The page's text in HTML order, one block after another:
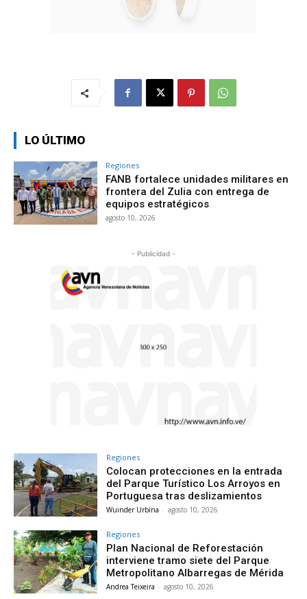
LO ÚLTIMO
Regiones
FANB fortalece unidades militares en
frontera del Zulia con entrega de
equipos estratégicos
agosto 10, 2026
- Publicidad -
Regiones
Colocan protecciones en la entrada
del Parque Turístico Los Arroyos en
Portuguesa tras deslizamientos
Wuinder Urbina - agosto 10, 2026
Regiones
Plan Nacional de Reforestación
interviene tramo siete del Parque
Metropolitano Albarregas de Mérida
Andrea Teixeira - agosto 10, 2026